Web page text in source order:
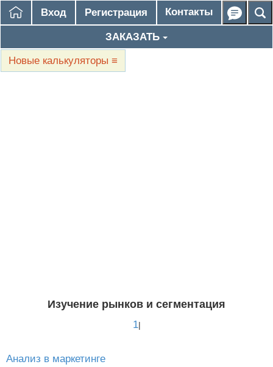
Вход Регистрация Контакты
ЗАКАЗАТЬ
Новые калькуляторы ≡
Изучение рынков и сегментация
1|
Анализ в маркетинге